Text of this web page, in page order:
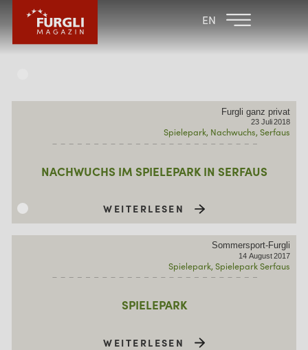
EN
FAMILIENHOTEL
FURGLER
KINDER
Furgli ganz privat
23 Juli 2018
Spielepark Nachwuchs Serfaus
NACHWUCHS IM SPIELEPARK IN SERFAUS
WEITERLESEN
Sommersport-Furgli
14 August 2017
Spielepark Spielepark Serfaus
SPIELEPARK
WEITERLESEN